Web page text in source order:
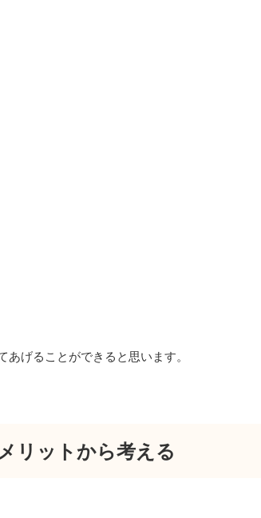
げることができると思います。
リットから考える